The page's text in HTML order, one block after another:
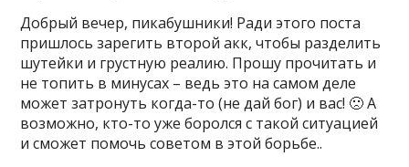
Добрый вечер, пикабушники! Ради этого поста
пришлось зарегить второй акк, чтобы разделить
шутейки и грустную реалию. Прошу прочитать и
не топить в минусах – ведь это на самом деле
может затронуть когда-то (не дай бог) и вас! 🙁 А
возможно, кто-то уже боролся с такой ситуацией
и сможет помочь советом в этой борьбе..